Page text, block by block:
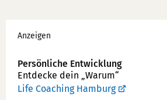
n
u
m
m
Werbung
Anzeigen
Persönliche Entwicklung
Entdecke dein „Warum“
Life Coaching Hamburg